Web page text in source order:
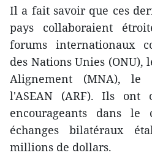
Il a fait savoir que ces
pays collaboraient
forums internationaux
des Nations Unies (ONU),
Alignement (MNA), le
l'ASEAN (ARF). Ils ont
encourageants dans le
échanges bilatéraux
millions de dollars.